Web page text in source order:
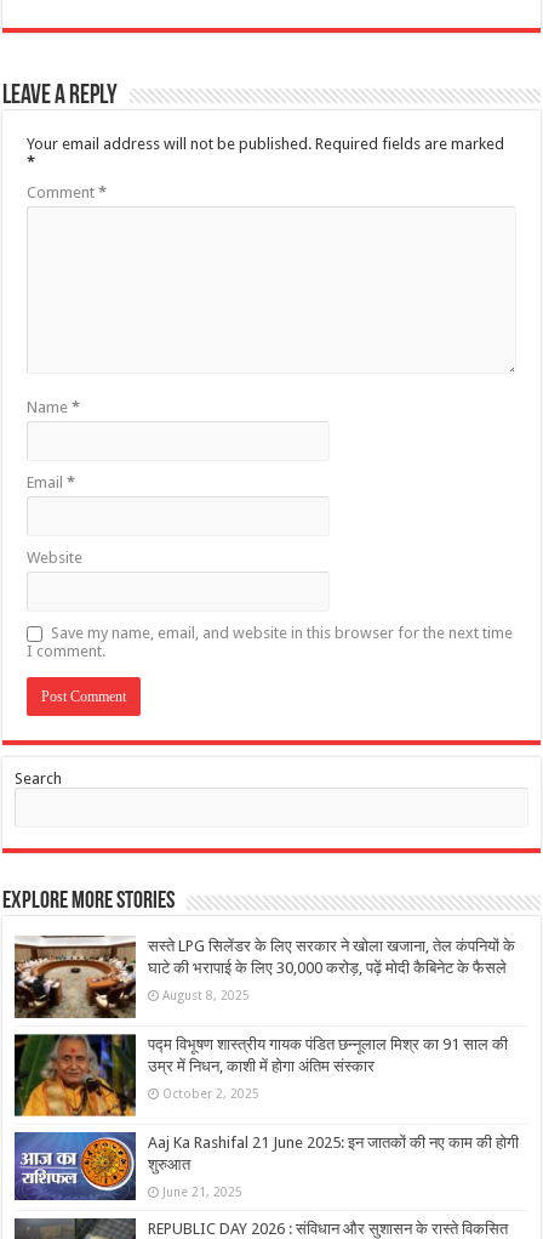
Leave a Reply
Your email address will not be published. Required fields are marked
*
Comment*
Name*
Email*
Website
Save my name, email, and website in this browser for the next time
I comment.
Search
Explore More Stories
सस्ते LPG सिलेंडर के लिए सरकार ने खोला खजाना, तेल कंपनियों के
घाटे की भरापाई के लिए 30,000 करोड़, पढ़ें मोदी कैबिनेट के फैसले
August 8, 2025
पद्म विभूषण शास्त्रीय गायक पंडित छन्नूलाल मिश्र का 91 साल की
उम्र में निधन, काशी में होगा अंतिम संस्कार
October 2, 2025
Aaj Ka Rashifal 21 June 2025: इन जातकों की नए काम की होगी
शुरुआत
June 21, 2025
REPUBLIC DAY 2026 : संविधान और सुशासन के रास्ते विकसित